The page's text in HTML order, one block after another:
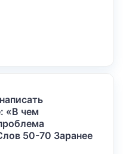
«В чем
50-70 Заранее